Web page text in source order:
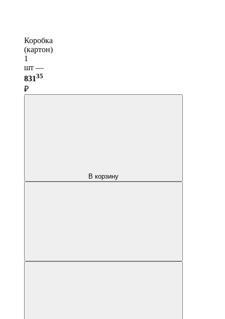
Коробка
(картон)
1
шт —
83135
₽
В корзину